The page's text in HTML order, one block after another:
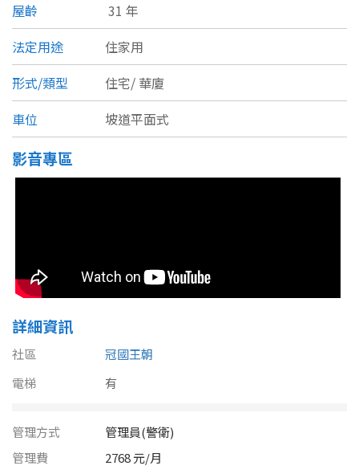
桃園市
新竹市
新竹縣
苗栗縣
雲林縣
嘉義縣
台南市
澎湖縣
類型(可複選)
不拘 公寓
別墅 透天厝
辦公
廠辦
20~30 坪 30~40 坪
40~50 坪
~
屋齡
31 年
法定用途
住家用
形式/類型
住宅/ 華廈
車位
坡道平面式
影音專區
詳細資訊
社區
冠國王朝
電梯
有
管理方式
管理員(警衛)
管理費
2768 元/月